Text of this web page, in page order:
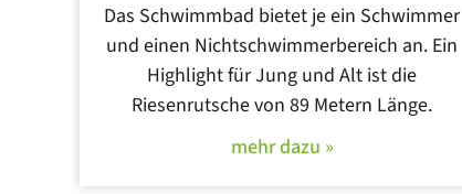
Das Schwimmbad bietet je ein Schwimmer
und einen Nichtschwimmerbereich an. Ein
Highlight für Jung und Alt ist die
Riesenrutsche von 89 Metern Länge.
mehr dazu »